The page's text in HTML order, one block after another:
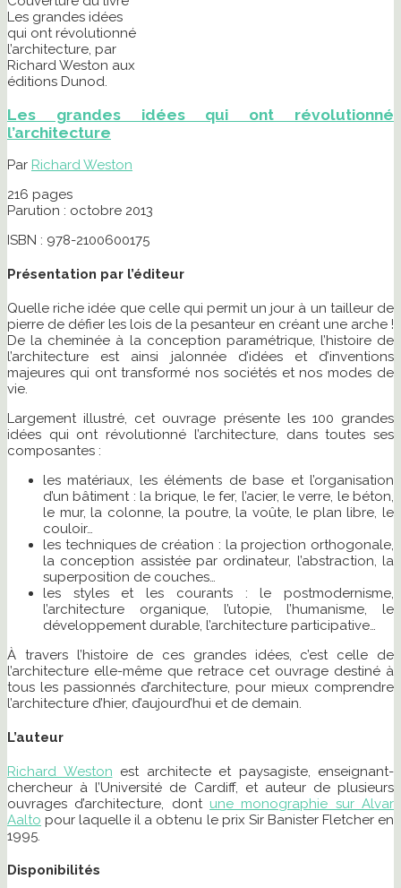
Les grandes idées
qui ont révolutionné
l’architecture, par
Richard Weston aux
éditions Dunod.
Les grandes idées qui ont révolutionné
l’architecture
Par Richard Weston
216 pages
Parution : octobre 2013
ISBN : 978-2100600175
Présentation par l’éditeur
Quelle riche idée que celle qui permit un jour à un tailleur de
pierre de défier les lois de la pesanteur en créant une arche !
De la cheminée à la conception paramétrique, l’histoire de
l’architecture est ainsi jalonnée d’idées et d’inventions
majeures qui ont transformé nos sociétés et nos modes de
vie.
Largement illustré, cet ouvrage présente les 100 grandes
idées qui ont révolutionné l’architecture, dans toutes ses
composantes :
les matériaux, les éléments de base et l’organisation
d’un bâtiment : la brique, le fer, l’acier, le verre, le béton,
le mur, la colonne, la poutre, la voûte, le plan libre, le
couloir…
les techniques de création : la projection orthogonale,
la conception assistée par ordinateur, l’abstraction, la
superposition de couches…
les styles et les courants : le postmodernisme,
l’architecture organique, l’utopie, l’humanisme, le
développement durable, l’architecture participative…
À travers l’histoire de ces grandes idées, c’est celle de
l’architecture elle-même que retrace cet ouvrage destiné à
tous les passionnés d’architecture, pour mieux comprendre
l’architecture d’hier, d’aujourd’hui et de demain.
L’auteur
Richard Weston est architecte et paysagiste, enseignant-
chercheur à l’Université de Cardiff, et auteur de plusieurs
ouvrages d’architecture, dont une monographie sur Alvar
Aalto pour laquelle il a obtenu le prix Sir Banister Fletcher en
1995.
Disponibilités